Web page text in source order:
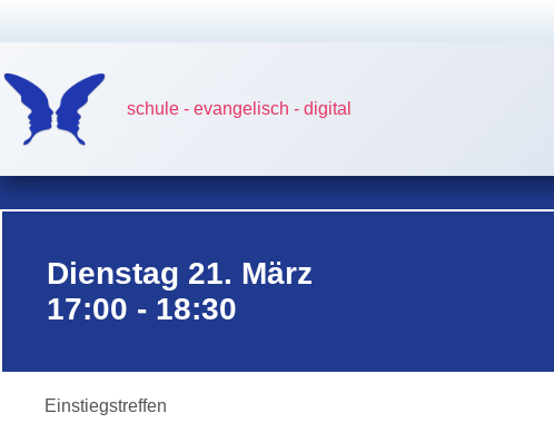
schule - evangelisch - digital
Dienstag 21. März
17:00 - 18:30
Einstiegstreffen